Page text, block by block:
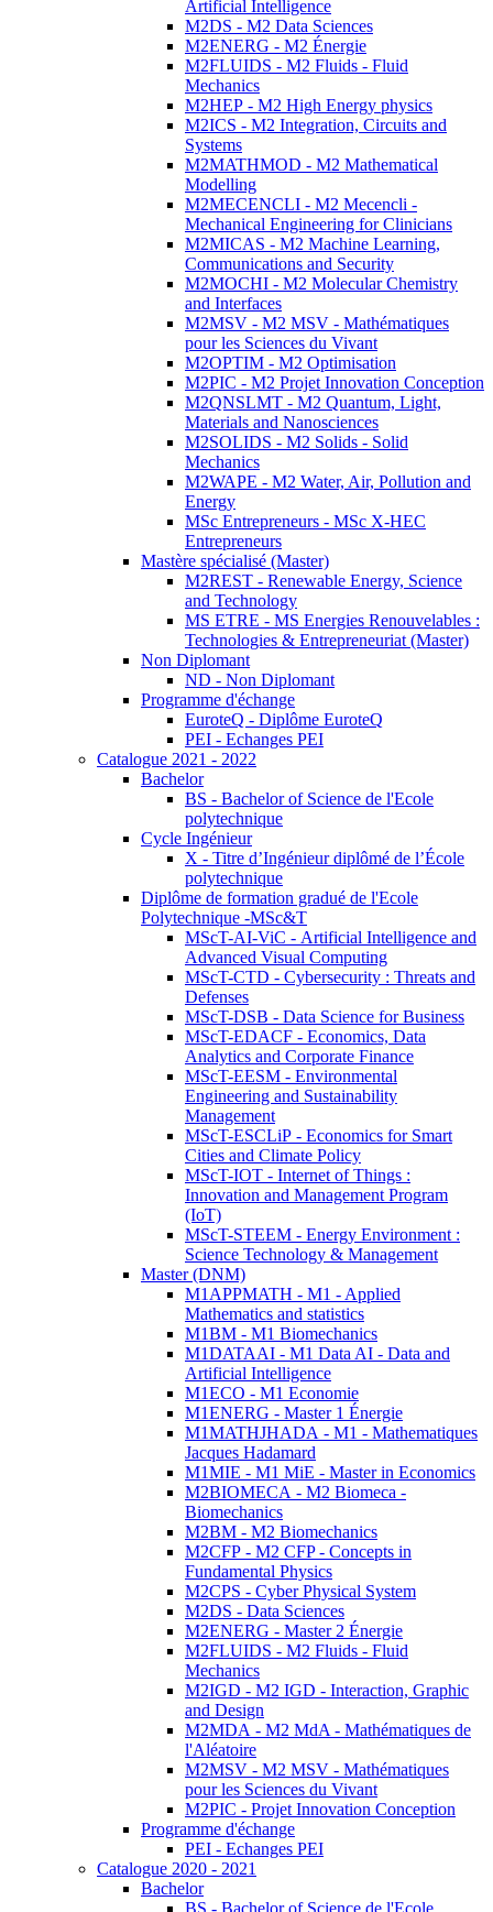
Artificial Intelligence
M2DS - M2 Data Sciences
M2ENERG - M2 Énergie
M2FLUIDS - M2 Fluids - Fluid
Mechanics
M2HEP - M2 High Energy physics
M2ICS - M2 Integration, Circuits and
Systems
M2MATHMOD - M2 Mathematical
Modelling
M2MECENCLI - M2 Mecencli -
Mechanical Engineering for Clinicians
M2MICAS - M2 Machine Learning,
Communications and Security
M2MOCHI - M2 Molecular Chemistry
and Interfaces
M2MSV - M2 MSV - Mathématiques
pour les Sciences du Vivant
M2OPTIM - M2 Optimisation
M2PIC - M2 Projet Innovation Conception
M2QNSLMT - M2 Quantum, Light,
Materials and Nanosciences
M2SOLIDS - M2 Solids - Solid
Mechanics
M2WAPE - M2 Water, Air, Pollution and
Energy
MSc Entrepreneurs - MSc X-HEC
Entrepreneurs
Mastère spécialisé (Master)
M2REST - Renewable Energy, Science
and Technology
MS ETRE - MS Energies Renouvelables :
Technologies & Entrepreneuriat (Master)
Non Diplomant
ND - Non Diplomant
Programme d'échange
EuroteQ - Diplôme EuroteQ
PEI - Echanges PEI
Catalogue 2021 - 2022
Bachelor
BS - Bachelor of Science de l'Ecole
polytechnique
Cycle Ingénieur
X - Titre d’Ingénieur diplômé de l’École
polytechnique
Diplôme de formation gradué de l'Ecole
Polytechnique -MSc&T
MScT-AI-ViC - Artificial Intelligence and
Advanced Visual Computing
MScT-CTD - Cybersecurity : Threats and
Defenses
MScT-DSB - Data Science for Business
MScT-EDACF - Economics, Data
Analytics and Corporate Finance
MScT-EESM - Environmental
Engineering and Sustainability
Management
MScT-ESCLiP - Economics for Smart
Cities and Climate Policy
MScT-IOT - Internet of Things :
Innovation and Management Program
(IoT)
MScT-STEEM - Energy Environment :
Science Technology & Management
Master (DNM)
M1APPMATH - M1 - Applied
Mathematics and statistics
M1BM - M1 Biomechanics
M1DATAAI - M1 Data AI - Data and
Artificial Intelligence
M1ECO - M1 Economie
M1ENERG - Master 1 Énergie
M1MATHJHADA - M1 - Mathematiques
Jacques Hadamard
M1MIE - M1 MiE - Master in Economics
M2BIOMECA - M2 Biomeca -
Biomechanics
M2BM - M2 Biomechanics
M2CFP - M2 CFP - Concepts in
Fundamental Physics
M2CPS - Cyber Physical System
M2DS - Data Sciences
M2ENERG - Master 2 Énergie
M2FLUIDS - M2 Fluids - Fluid
Mechanics
M2IGD - M2 IGD - Interaction, Graphic
and Design
M2MDA - M2 MdA - Mathématiques de
l'Aléatoire
M2MSV - M2 MSV - Mathématiques
pour les Sciences du Vivant
M2PIC - Projet Innovation Conception
Programme d'échange
PEI - Echanges PEI
Catalogue 2020 - 2021
Bachelor
BS - Bachelor of Science de l'Ecole